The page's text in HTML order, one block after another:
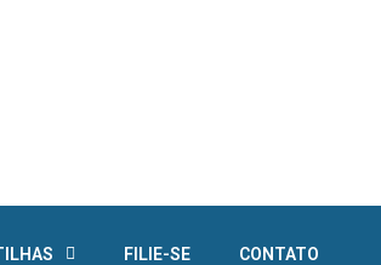
FILIE-SE CONTATO